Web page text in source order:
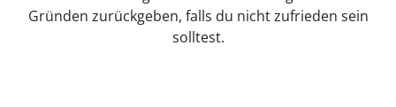
Gründen zurückgeben, falls du nicht zufrieden sein
solltest.